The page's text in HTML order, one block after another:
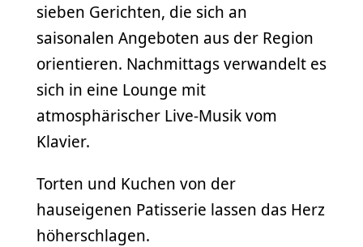
sieben Gerichten, die sich an
saisonalen Angeboten aus der Region
orientieren. Nachmittags verwandelt es
sich in eine Lounge mit
atmosphärischer Live-Musik vom
Klavier.
Torten und Kuchen von der
hauseigenen Patisserie lassen das Herz
höherschlagen.